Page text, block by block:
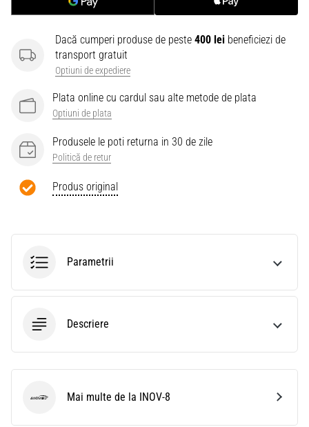
Dacă cumperi produse de peste 400 lei beneficiezi de
transport gratuit
Optiuni de expediere
Plata online cu cardul sau alte metode de plata
Optiuni de plata
Produsele le poti returna in 30 de zile
Politică de retur
Produs original
Parametrii
Descriere
INOV-8Mai multe de la INOV-8